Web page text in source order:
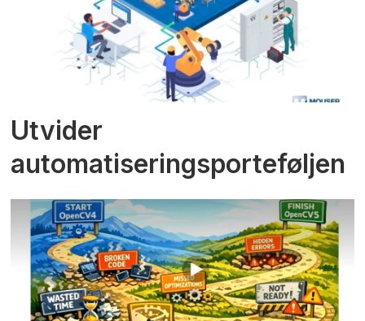
Utvider
automatiseringsporteføljen